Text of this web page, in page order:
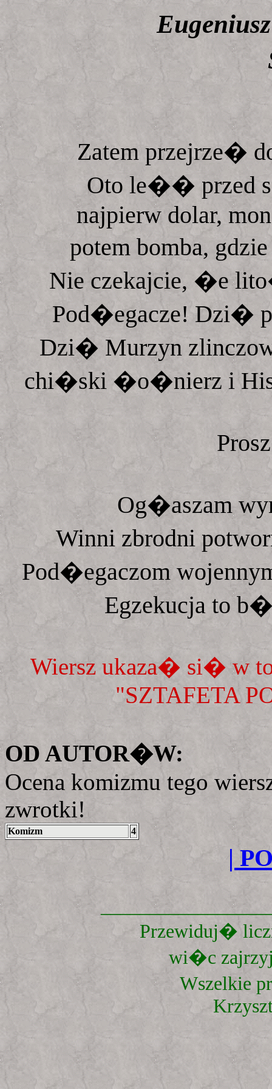
Zatem przejrze�
Oto le�� przed
najpierw dolar,
potem bomba,
Nie czekajcie, �e
Pod�egacze! Dzi�
Dzi� Murzyn
chi�ski �o�nierz i
Og�aszam
Winni zbrodni
Pod�egaczom
Egzekucja to
Wiersz ukaza� si� w
"SZTAFETA
OD AUTOR�W:
Ocena komizmu tego
zwrotki!
Komizm 4
|
Przewiduj�
wi�c
Wszelkie